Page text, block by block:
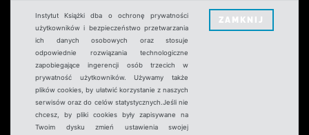
Instytut Książki dba o ochronę prywatności
użytkowników i bezpieczeństwo przetwarzania
ich danych osobowych oraz stosuje
odpowiednie rozwiązania technologiczne
zapobiegające ingerencji osób trzecich w
prywatność użytkowników. Używamy także
plików cookies, by ułatwić korzystanie z naszych
serwisów oraz do celów statystycznych.Jeśli nie
chcesz, by pliki cookies były zapisywane na
Twoim dysku zmień ustawienia swojej
ZAMKNIJ